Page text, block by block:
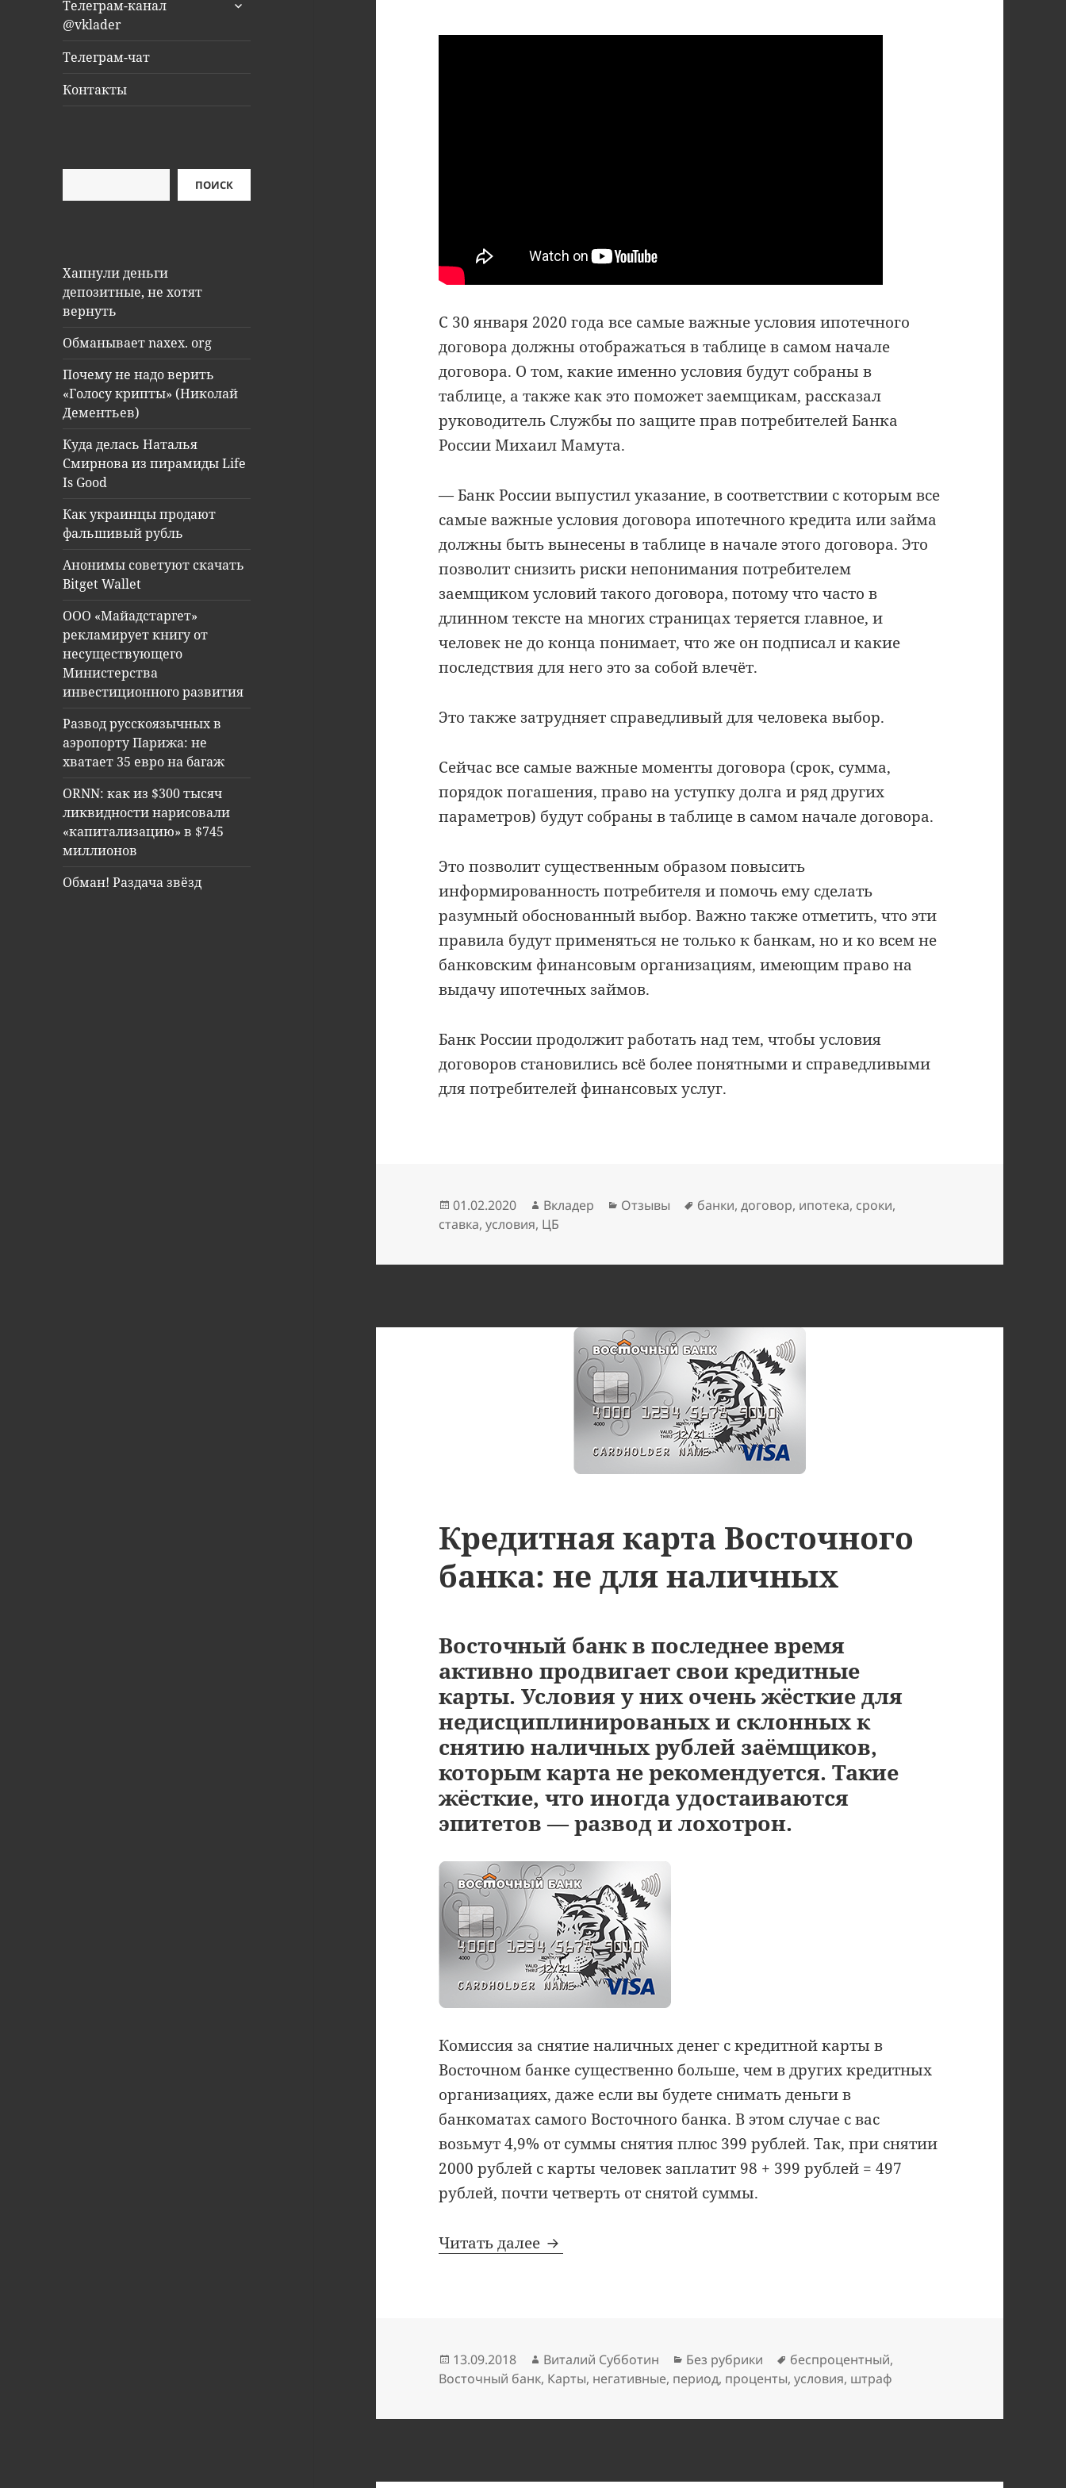
Телеграм-канал
@vklader
Телеграм-чат
Контакты
ПОИСК
Хапнули деньги
депозитные, не хотят
вернуть
Обманывает naxex. org
Почему не надо верить
«Голосу крипты» (Николай
Дементьев)
Куда делась Наталья
Смирнова из пирамиды Life
Is Good
Как украинцы продают
фальшивый рубль
Анонимы советуют скачать
Bitget Wallet
ООО «Майадстаргет»
рекламирует книгу от
несуществующего
Министерства
инвестиционного развития
Развод русскоязычных в
аэропорту Парижа: не
хватает 35 евро на багаж
ORNN: как из $300 тысяч
ликвидности нарисовали
«капитализацию» в $745
миллионов
Обман! Раздача звёзд
С 30 января 2020 года все самые важные условия ипотечного
договора должны отображаться в таблице в самом начале
договора. О том, какие именно условия будут собраны в
таблице, а также как это поможет заемщикам, рассказал
руководитель Службы по защите прав потребителей Банка
России Михаил Мамута.
— Банк России выпустил указание, в соответствии с которым все
самые важные условия договора ипотечного кредита или займа
должны быть вынесены в таблице в начале этого договора. Это
позволит снизить риски непонимания потребителем
заемщиком условий такого договора, потому что часто в
длинном тексте на многих страницах теряется главное, и
человек не до конца понимает, что же он подписал и какие
последствия для него это за собой влечёт.
Это также затрудняет справедливый для человека выбор.
Сейчас все самые важные моменты договора (срок, сумма,
порядок погашения, право на уступку долга и ряд других
параметров) будут собраны в таблице в самом начале договора.
Это позволит существенным образом повысить
информированность потребителя и помочь ему сделать
разумный обоснованный выбор. Важно также отметить, что эти
правила будут применяться не только к банкам, но и ко всем не
банковским финансовым организациям, имеющим право на
выдачу ипотечных займов.
Банк России продолжит работать над тем, чтобы условия
договоров становились всё более понятными и справедливыми
для потребителей финансовых услуг.
Опубликовано
01.02.2020 Автор
Вкладер Рубрики
Отзывы Метки
банки,договор, ипотека, сроки,
ставка,условия, ЦБ
Кредитная карта Восточного
банка: не для наличных
Восточный банк в последнее время
активно продвигает свои кредитные
карты. Условия у них очень жёсткие для
недисциплинированых и склонных к
снятию наличных рублей заёмщиков,
которым карта не рекомендуется. Такие
жёсткие, что иногда удостаиваются
эпитетов — развод и лохотрон.
Комиссия за снятие наличных денег с кредитной карты в
Восточном банке существенно больше, чем в других кредитных
организациях, даже если вы будете снимать деньги в
банкоматах самого Восточного банка. В этом случае с вас
возьмут 4,9% от суммы снятия плюс 399 рублей. Так, при снятии
2000 рублей с карты человек заплатит 98 + 399 рублей = 497
рублей, почти четверть от снятой суммы.
Читать далее Кредитная карта Восточного банка: не для наличных
Опубликовано
13.09.2018 Автор
Виталий Субботин Рубрики
Без рубрики Метки
беспроцентный,
Восточный банк, Карты, негативные, период, проценты,условия, штраф